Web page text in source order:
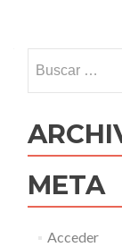
META
Acceder